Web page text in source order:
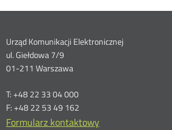
Dane
kontaktowe
Urząd Komunikacji Elektronicznej
ul. Giełdowa 7/9
01-211 Warszawa
T: +48 22 33 04 000
F: +48 22 53 49 162
Formularz kontaktowy